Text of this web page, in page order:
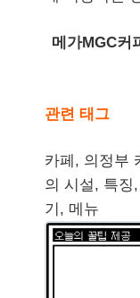
메가MGC커
관련 태그
카페, 의정부
의 시설, 특징
기, 메뉴